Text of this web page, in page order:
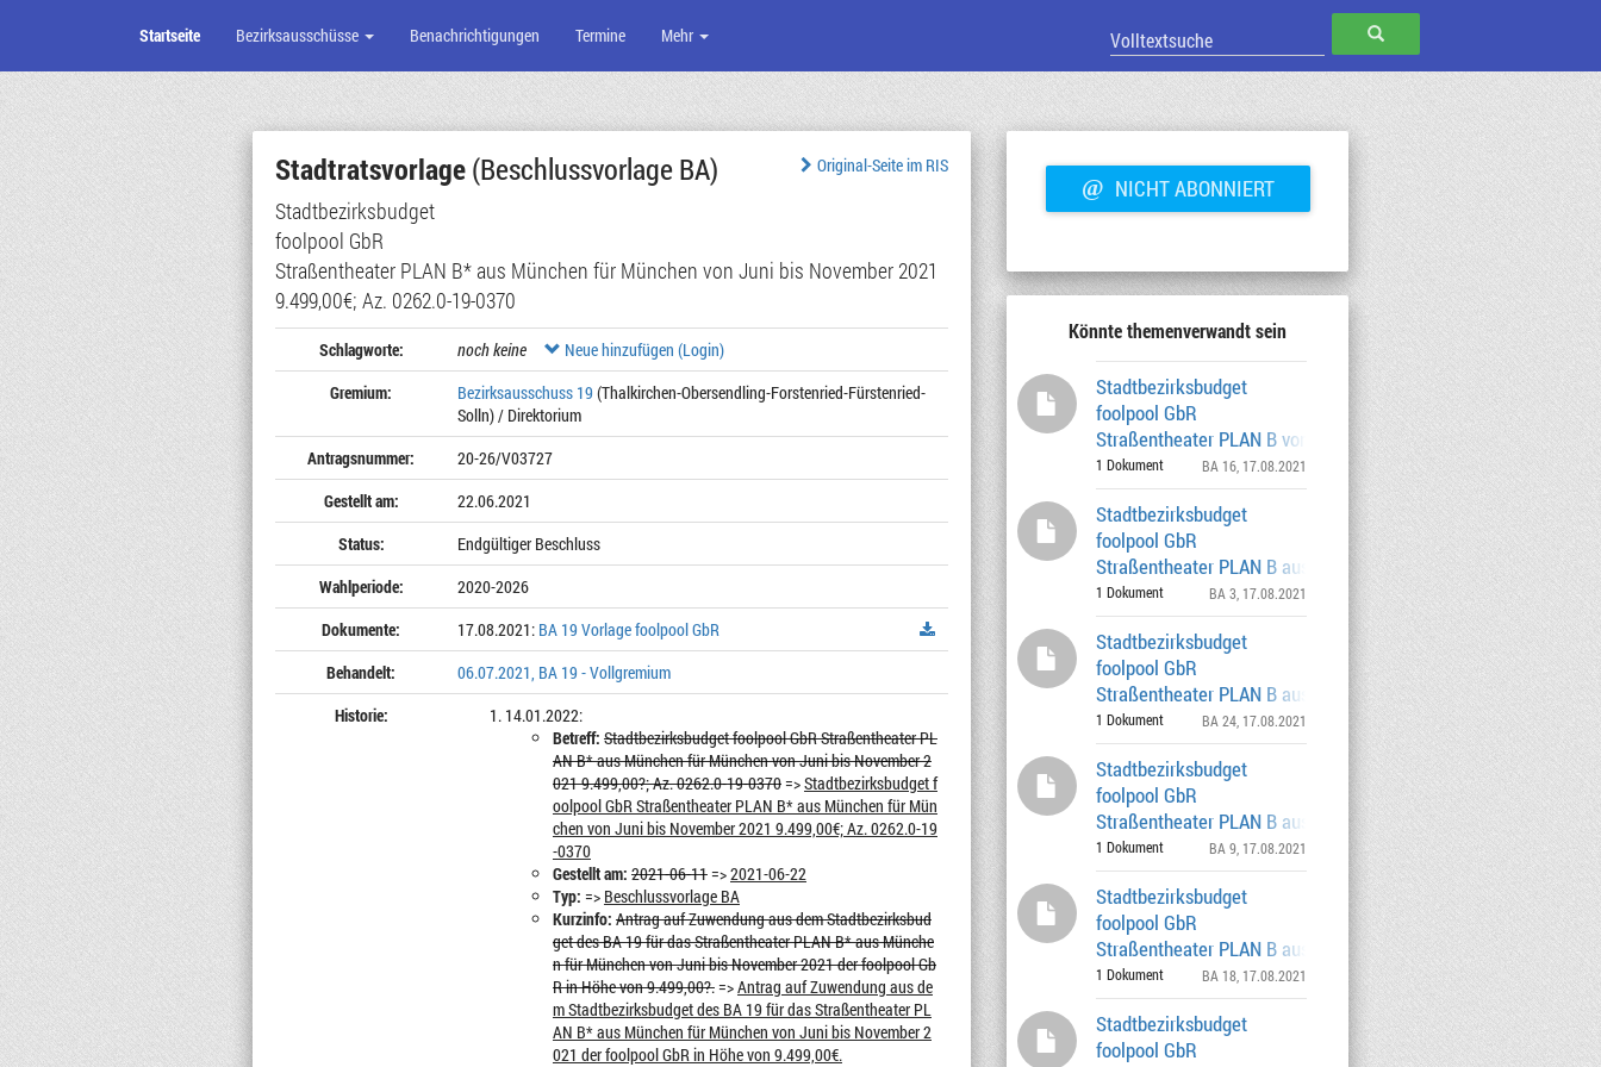
Zum
Seiteninhalt
SUCHEN
Startseite Bezirksausschüsse Benachrichtigungen Termine Mehr
Original-Seite im RIS
Stadtratsvorlage(Beschlussvorlage BA)
Stadtbezirksbudget
foolpool GbR
Straßentheater PLAN B* aus München für München von Juni bis November 2021
9.499,00€; Az. 0262.0-19-0370
Schlagworte: noch keine
Neue hinzufügen (Login)
Gremium:
Bezirksausschuss 19 (Thalkirchen-Obersendling-Forstenried-Fürstenried-
Solln) / Direktorium
Antragsnummer:
20-26/V03727
Gestellt am:
22.06.2021
Status:
Endgültiger Beschluss
Wahlperiode:
2020-2026
Dokumente:
17.08.2021: BA 19 Vorlage foolpool GbR
Behandelt:
06.07.2021, BA 19 - Vollgremium
Historie:
14.01.2022:
Betreff: Stadtbezirksbudget foolpool GbR Straßentheater PL
AN B* aus München für München von Juni bis November 2
021 9.499,00?; Az. 0262.0-19-0370=>Stadtbezirksbudget f
oolpool GbR Straßentheater PLAN B* aus München für Mün
chen von Juni bis November 2021 9.499,00€; Az. 0262.0-19
-0370
Gestellt am: 2021-06-11=>2021-06-22
Typ: => Beschlussvorlage BA
Kurzinfo: Antrag auf Zuwendung aus dem Stadtbezirksbud
get des BA 19 für das Straßentheater PLAN B* aus Münche
n für München von Juni bis November 2021 der foolpool Gb
R in Höhe von 9.499,00?.=>Antrag auf Zuwendung aus de
m Stadtbezirksbudget des BA 19 für das Straßentheater PL
AN B* aus München für München von Juni bis November 2
021 der foolpool GbR in Höhe von 9.499,00€.
@ NICHT ABONNIERT
Könnte themenverwandt sein
Stadtbezirksbudget
foolpool GbR
Straßentheater PLAN B von Juni bis
November 2021 9.499,00 € / Az.
1 Dokument BA 16, 17.08.2021
Stadtbezirksbudget
foolpool GbR
Straßentheater PLAN B aus München für
München ab 27.06.2021 - Nov
1 Dokument BA 3, 17.08.2021
Stadtbezirksbudget
foolpool GbR
Straßentheater PLAN B aus München für
München vom 27.06. - 30.11.
1 Dokument BA 24, 17.08.2021
Stadtbezirksbudget
foolpool GbR
Straßentheater PLAN B aus München für
München vom 27.06. - 30.11.
1 Dokument BA 9, 17.08.2021
Stadtbezirksbudget
foolpool GbR
Straßentheater PLAN B aus München für
München vom 27.06. - 30.11.
1 Dokument BA 18, 17.08.2021
Stadtbezirksbudget
foolpool GbR